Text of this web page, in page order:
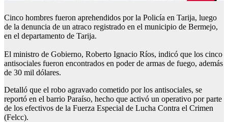
Cinco hombres fueron aprehendidos por la Policía en Tarija, luego
de la denuncia de un atraco registrado en el municipio de Bermejo,
en el departamento de Tarija.
El ministro de Gobierno, Roberto Ignacio Ríos, indicó que los cinco
antisociales fueron encontrados en poder de armas de fuego, además
de 30 mil dólares.
Detalló que el robo agravado cometido por los antisociales, se
reportó en el barrio Paraíso, hecho que activó un operativo por parte
de los efectivos de la Fuerza Especial de Lucha Contra el Crimen
(Felcc).